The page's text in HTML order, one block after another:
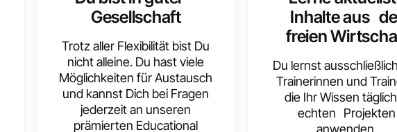
Gesellschaft
Trotz aller Flexibilität bist Du
nicht alleine. Du hast viele
Möglichkeiten für Austausch
und kannst Dich bei Fragen
jederzeit an unseren
prämierten Educational
Inhalte aus
freien
Du lernst
Trainerinnen und
die Ihr Wissen
echten Projekten
anwenden.